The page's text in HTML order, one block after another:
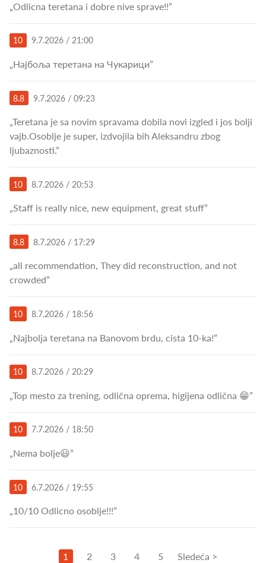
„Odlicna teretana i dobre nive sprave!!”
10 9.7.2026 / 21:00
„Најбоља теретана на Чукарици”
8.8 9.7.2026 / 09:23
„Teretana je sa novim spravama dobila novi izgled i jos bolji
vajb.Osoblje je super, izdvojila bih Aleksandru zbog
ljubaznosti.”
10 8.7.2026 / 20:53
„Staff is really nice, new equipment, great stuff”
8.8 8.7.2026 / 17:29
„all recommendation, They did reconstruction, and not
crowded”
10 8.7.2026 / 18:56
„Najbolja teretana na Banovom brdu, cista 10-ka!”
10 8.7.2026 / 20:29
„Top mesto za trening, odlična oprema, higijena odlična 😁”
10 7.7.2026 / 18:50
„Nema bolje😃”
10 6.7.2026 / 19:55
„10/10 Odlicno osoblje!!!”
1 2 3 4 5 Sledeća >